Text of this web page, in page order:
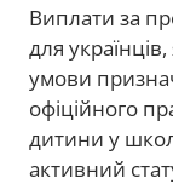
Виплати за
для
умови
офіційного
дитини у
активний